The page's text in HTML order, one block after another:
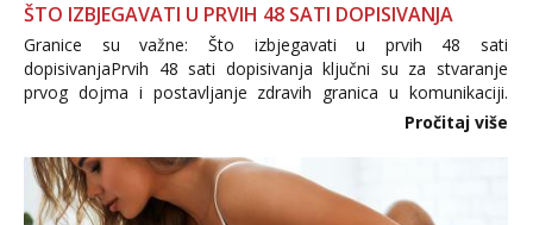
ŠTO IZBJEGAVATI U PRVIH 48 SATI DOPISIVANJA
Granice su važne: Što izbjegavati u prvih 48 sati
dopisivanjaPrvih 48 sati dopisivanja ključni su za stvaranje
prvog dojma i postavljanje zdravih granica u komunikaciji.
Važno je izbjeći prebrzo otkrivanje osobnih ili intimnih
informacija, jer nepoznata osoba još nije zaslužila to
povjerenje. Takođe...
Pročitaj više